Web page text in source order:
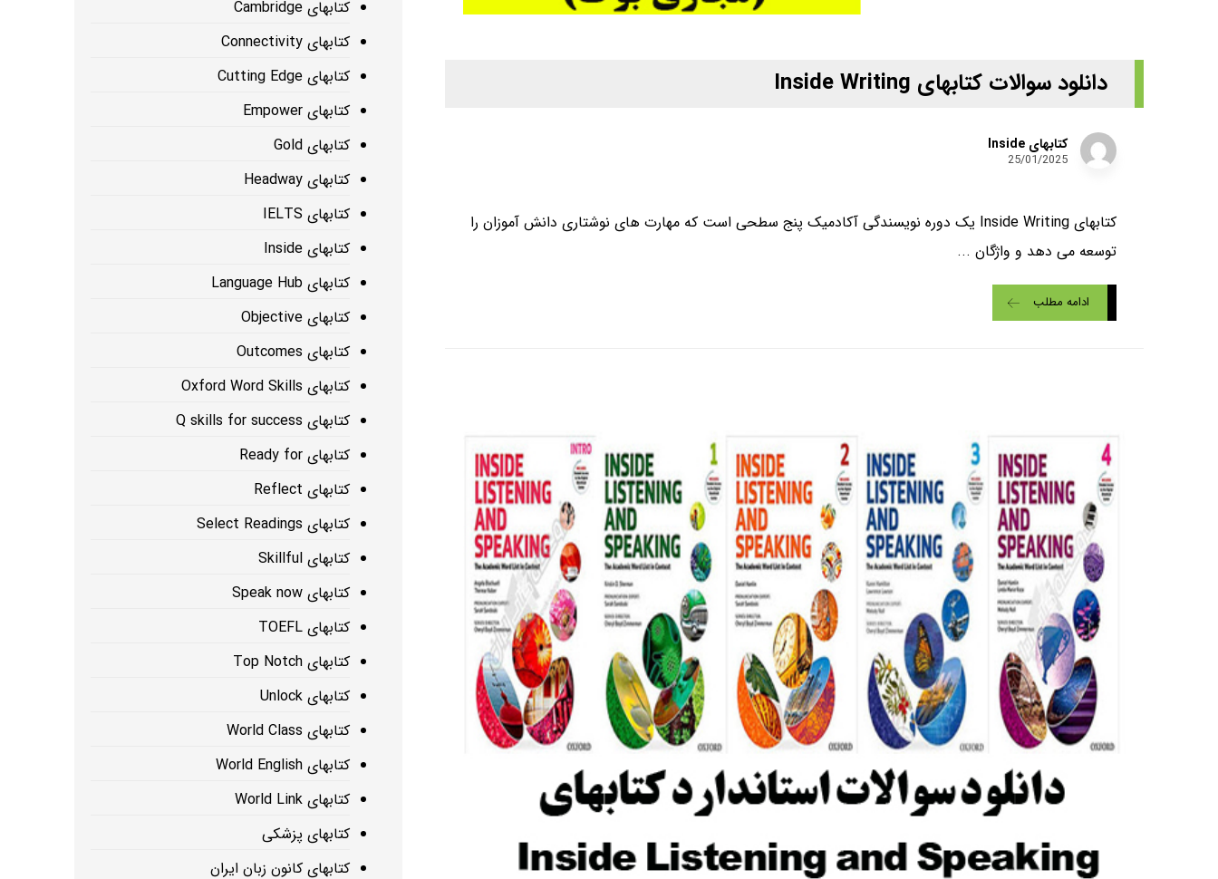
دانلود سوالات کتابهای Inside Writing
کتابهای Inside
25/01/2025
کتابهای Inside Writing یک دوره نویسندگی آکادمیک پنج سطحی است که مهارت های نوشتاری دانش آموزان را
توسعه می دهد و واژگان ...
ادامه مطلب
کتابهای Cambridge
کتابهای Connectivity
کتابهای Cutting Edge
کتابهای Empower
کتابهای Gold
کتابهای Headway
کتابهای IELTS
کتابهای Inside
کتابهای Language Hub
کتابهای Objective
کتابهای Outcomes
کتابهای Oxford Word Skills
کتابهای Q skills for success
کتابهای Ready for
کتابهای Reflect
کتابهای Select Readings
کتابهای Skillful
کتابهای Speak now
کتابهای TOEFL
کتابهای Top Notch
کتابهای Unlock
کتابهای World Class
کتابهای World English
کتابهای World Link
کتابهای پزشکی
کتابهای کانون زبان ایران